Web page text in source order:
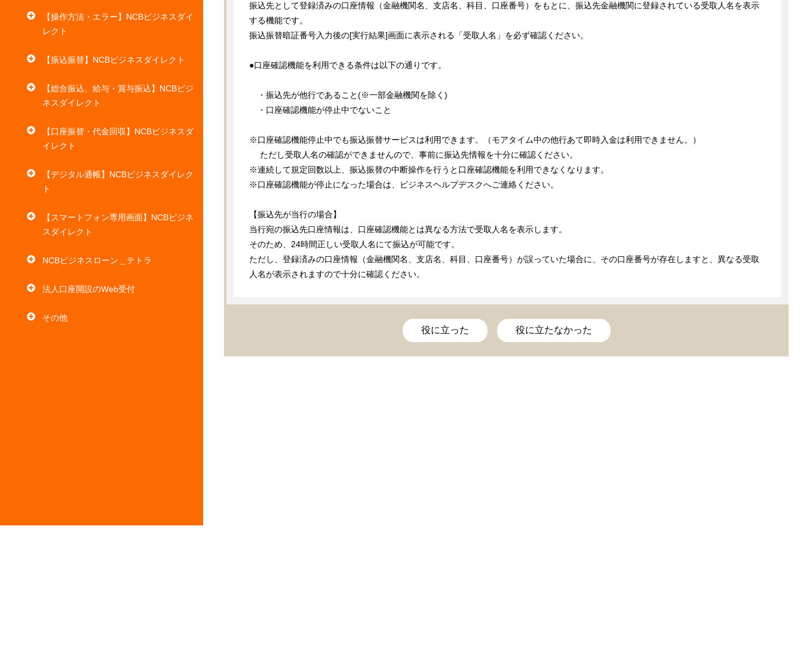
【操作方法・エラー】NCBビジネスダイ
レクト
【振込振替】NCBビジネスダイレクト
【総合振込、給与・賞与振込】NCBビジ
ネスダイレクト
【口座振替・代金回収】NCBビジネスダ
イレクト
【デジタル通帳】NCBビジネスダイレク
ト
【スマートフォン専用画面】NCBビジネ
スダイレクト
NCBビジネスローン＿テトラ
法人口座開設のWeb受付
その他
振込先として登録済みの口座情報（金融機関名、支店名、科目、口座番号）をもとに、振込先金融機関に登録されている受取人名を表示
する機能です。
振込振替暗証番号入力後の[実行結果]画面に表示される「受取人名」を必ず確認ください。
●口座確認機能を利用できる条件は以下の通りです。
・振込先が他行であること(※一部金融機関を除く)
・口座確認機能が停止中でないこと
※口座確認機能停止中でも振込振替サービスは利用できます。（モアタイム中の他行あて即時入金は利用できません。）
ただし受取人名の確認ができませんので、事前に振込先情報を十分に確認ください。
※連続して規定回数以上、振込振替の中断操作を行うと口座確認機能を利用できなくなります。
※口座確認機能が停止になった場合は、ビジネスヘルプデスクへご連絡ください。
【振込先が当行の場合】
当行宛の振込先口座情報は、口座確認機能とは異なる方法で受取人名を表示します。
そのため、24時間正しい受取人名にて振込が可能です。
ただし、登録済みの口座情報（金融機関名、支店名、科目、口座番号）が誤っていた場合に、その口座番号が存在しますと、異なる受取
人名が表示されますので十分に確認ください。
役に立った 役に立たなかった